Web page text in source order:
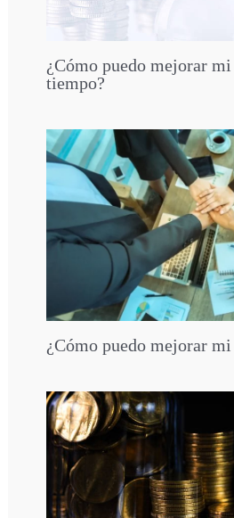
¿Cómo puedo mejorar
tiempo?
¿Cómo puedo mejorar